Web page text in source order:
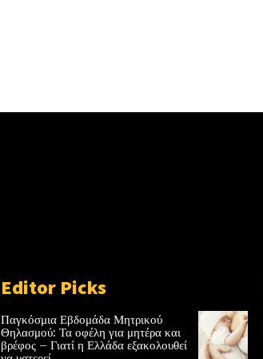
Editor Picks
Παγκόσμια Εβδομάδα Μητρικού
Θηλασμού: Τα οφέλη για μητέρα και
βρέφος – Γιατί η Ελλάδα εξακολουθεί